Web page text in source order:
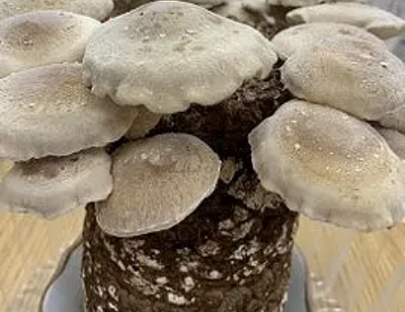
都道府県
から探す
東京都
東京都 全域